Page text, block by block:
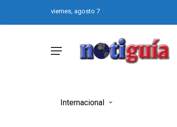
viernes, agosto 7
Internacional